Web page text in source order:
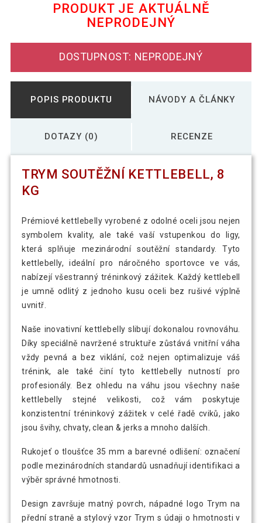
PRODUKT JE AKTUÁLNĚ
NEPRODEJNÝ
DOSTUPNOST: NEPRODEJNÝ
POPIS PRODUKTU NÁVODY A ČLÁNKY
DOTAZY (0) RECENZE
TRYM SOUTĚŽNÍ KETTLEBELL, 8
KG
Prémiové kettlebelly vyrobené z odolné oceli jsou nejen
symbolem kvality, ale také vaší vstupenkou do ligy,
která splňuje mezinárodní soutěžní standardy. Tyto
kettlebelly, ideální pro náročného sportovce ve vás,
nabízejí všestranný tréninkový zážitek. Každý kettlebell
je umně odlitý z jednoho kusu oceli bez rušivé výplně
uvnitř.
Naše inovativní kettlebelly slibují dokonalou rovnováhu.
Díky speciálně navržené struktuře zůstává vnitřní váha
vždy pevná a bez viklání, což nejen optimalizuje váš
trénink, ale také činí tyto kettlebelly nutností pro
profesionály. Bez ohledu na váhu jsou všechny naše
kettlebelly stejné velikosti, což vám poskytuje
konzistentní tréninkový zážitek v celé řadě cviků, jako
jsou švihy, chvaty, clean & jerks a mnoho dalších.
Rukojeť o tloušťce 35 mm a barevné odlišení: označení
podle mezinárodních standardů usnadňují identifikaci a
výběr správné hmotnosti.
Design završuje matný povrch, nápadné logo Trym na
přední straně a stylový vzor Trym s údaji o hmotnosti v